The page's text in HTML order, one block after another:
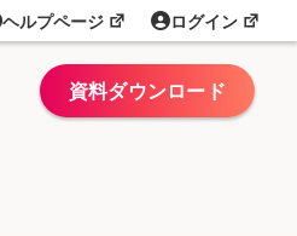
ヘルプページ ログイン
資料ダウンロード